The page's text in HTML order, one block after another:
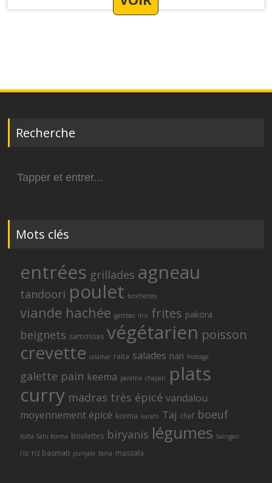
Recherche
for:
Mots clés
entrées grillades agneau
tandoori poulet brochettes
viande hachée gambas mix frites pakora
beignets samossas végétarien poisson
crevette calamar raita salades nan fromage
galette pain keema paratha chapati
plats
curry madras très épicé vandalou
moyennement épicé korma karahi Taj chef boeuf
Kofta Sahi Korma boulettes biryanis légumes baingan
riz riz basmati punjabi bona massala